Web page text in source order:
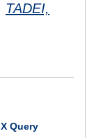
TADEI,